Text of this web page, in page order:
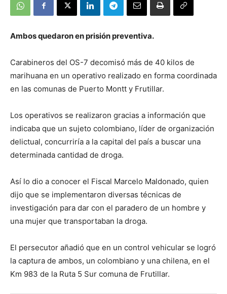
Ambos quedaron en prisión preventiva.
Carabineros del OS-7 decomisó más de 40 kilos de
marihuana en un operativo realizado en forma coordinada
en las comunas de Puerto Montt y Frutillar.
Los operativos se realizaron gracias a información que
indicaba que un sujeto colombiano, líder de organización
delictual, concurriría a la capital del país a buscar una
determinada cantidad de droga.
Así lo dio a conocer el Fiscal Marcelo Maldonado, quien
dijo que se implementaron diversas técnicas de
investigación para dar con el paradero de un hombre y
una mujer que transportaban la droga.
El persecutor añadió que en un control vehicular se logró
la captura de ambos, un colombiano y una chilena, en el
Km 983 de la Ruta 5 Sur comuna de Frutillar.